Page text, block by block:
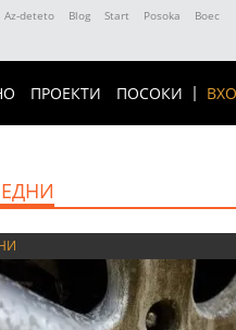
Az-deteto Blog Start Posoka
Boec
ПРОЕКТИ ПОСОКИ